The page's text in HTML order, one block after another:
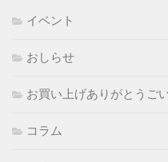
イベント
おしらせ
お買い上げありがとうご
コラム